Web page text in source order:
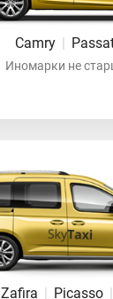
Camry |
Иномарки не
Zafira | Picasso |